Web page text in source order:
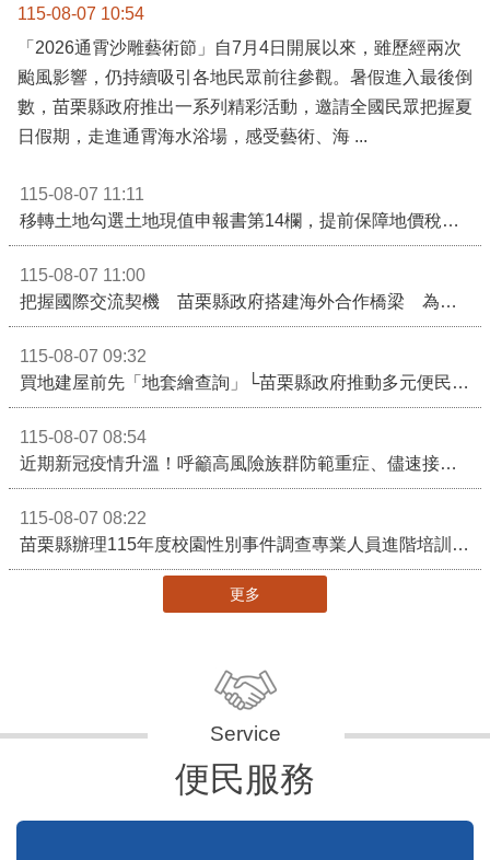
115-08-07 10:54
「2026通霄沙雕藝術節」自7月4日開展以來，雖歷經兩次
颱風影響，仍持續吸引各地民眾前往參觀。暑假進入最後倒
數，苗栗縣政府推出一系列精彩活動，邀請全國民眾把握夏
日假期，走進通霄海水浴場，感受藝術、海 ...
115-08-07 11:11
移轉土地勾選土地現值申報書第14欄，提前保障地價稅節稅權益
115-08-07 11:00
把握國際交流契機 苗栗縣政府搭建海外合作橋梁 為在地產業爭取更多國際市場機會
115-08-07 09:32
買地建屋前先「地套繪查詢」└苗栗縣政府推動多元便民諮詢服務
115-08-07 08:54
近期新冠疫情升溫！呼籲高風險族群防範重症、儘速接種疫苗及早就醫
115-08-07 08:22
苗栗縣辦理115年度校園性別事件調查專業人員進階培訓 深化調查實務能力 持續打造安全友善校園
更多
便民服務